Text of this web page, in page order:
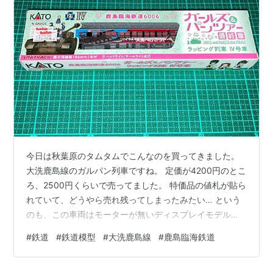
今日は秋葉原のタムタムでこんなのを買ってきました。
大洗鹿島線のガルパン列車ですね。 定価が4200円のとこ
ろ、2500円くらいで売ってました。 特価品の値札が貼ら
れていて、どうやら売れ残ってしまったみたい… という
のも、この車両はモーターが無いディスプレイモデル。
て連結する必要がある。 （そもそも、こういったアニメ
ラッピング車両の模型は、原作のアニメが好きな鉄道フ
#鉄道 #鉄道模型 #大洗鹿島線 #鹿島臨海鉄道